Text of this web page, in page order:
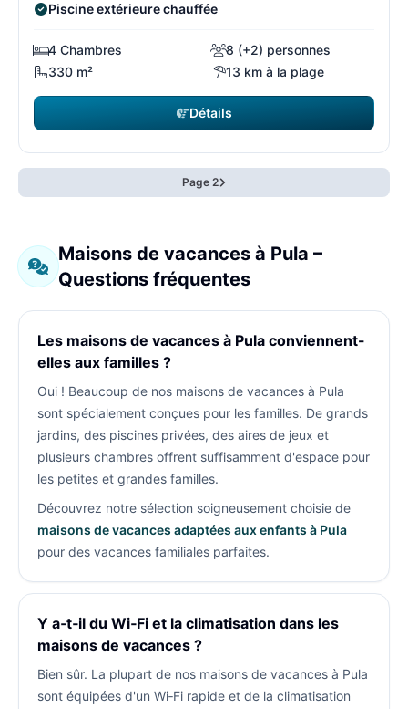
Piscine extérieure chauffée
4 Chambres
8 (+2) personnes
330 m²
13 km à la plage
Détails
Page 2
Maisons de vacances à Pula –
Questions fréquentes
Les maisons de vacances à Pula conviennent-
elles aux familles ?
Oui ! Beaucoup de nos maisons de vacances à Pula
sont spécialement conçues pour les familles. De grands
jardins, des piscines privées, des aires de jeux et
plusieurs chambres offrent suffisamment d'espace pour
les petites et grandes familles.
Découvrez notre sélection soigneusement choisie de
maisons de vacances adaptées aux enfants à Pula
pour des vacances familiales parfaites.
Y a‑t‑il du Wi‑Fi et la climatisation dans les
maisons de vacances ?
Bien sûr. La plupart de nos maisons de vacances à Pula
sont équipées d'un Wi‑Fi rapide et de la climatisation